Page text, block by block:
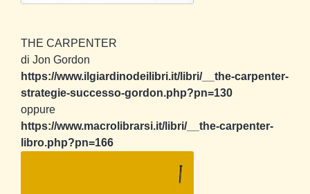
THE CARPENTER
di Jon Gordon
https://www.ilgiardinodeilibri.it/libri/__the-carpenter-
strategie-successo-gordon.php?pn=130
oppure
https://www.macrolibrarsi.it/libri/__the-carpenter-
libro.php?pn=166